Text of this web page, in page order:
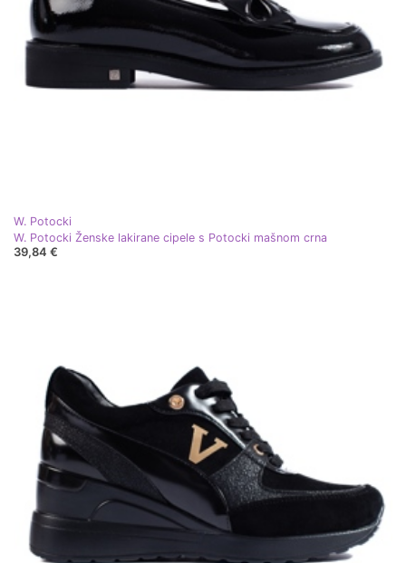
W. Potocki
W. Potocki Ženske lakirane cipele s Potocki mašnom crna
39,84 €